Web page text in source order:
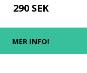
290 SEK
MER INFO!